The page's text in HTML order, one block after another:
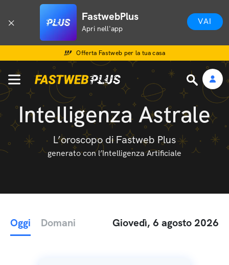
FastwebPlus
Apri nell'app
VAI
Offerta Fastweb per la tua casa
Intelligenza Astrale
L’oroscopo di Fastweb Plus
generato con l’Intelligenza Artificiale
Oggi Domani Giovedì, 6 agosto 2026